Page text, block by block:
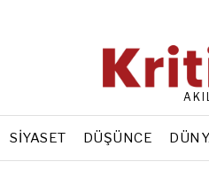
SIYASET DÜŞÜNCE